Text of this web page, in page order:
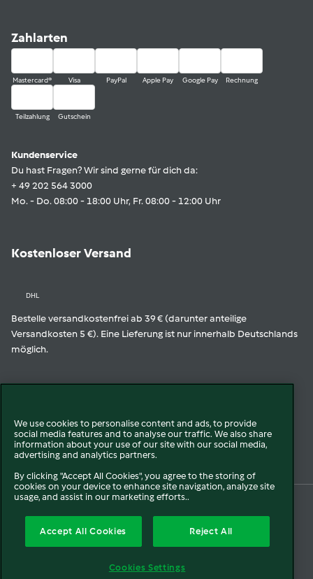
Zahlarten
Mastercard® Visa PayPal Apple Pay Google Pay Rechnung
Teilzahlung Gutschein
Kundenservice
Du hast Fragen? Wir sind gerne für dich da:
+ 49 202 564 3000
Mo. - Do. 08:00 - 18:00 Uhr, Fr. 08:00 - 12:00 Uhr
Kostenloser Versand
DHL
Bestelle versandkostenfrei ab 39 € (darunter anteilige
Versandkosten 5 €). Eine Lieferung ist nur innerhalb Deutschlands
möglich.
Zur Echtheit der Bewertungen
We use cookies to personalise content and ads, to provide
social media features and to analyse our traffic. We also share
information about your use of our site with our social media,
advertising and analytics partners.
By clicking "Accept All Cookies", you agree to the storing of
cookies on your device to enhance site navigation, analyze site
usage, and assist in our marketing efforts..
Accept All Cookies Reject All
Cookies Settings